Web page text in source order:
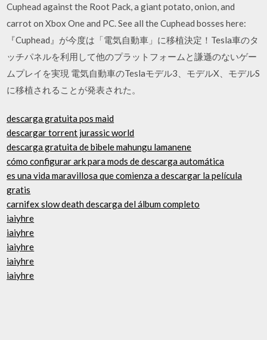
Cuphead against the Root Pack, a giant potato, onion, and
carrot on Xbox One and PC. See all the Cuphead bosses here:
『Cuphead』が今度は「電気自動車」に移植決定！Tesla車のタ
ッチパネルを利用して他のプラットフォームと謙遜のないゲー
ムプレイを実現 電気自動車のTeslaモデル3、モデルX、モデルS
に移植されることが発表された。
descarga gratuita pos maid
descargar torrent jurassic world
descarga gratuita de bibele mahungu lamanene
cómo configurar ark para mods de descarga automática
es una vida maravillosa que comienza a descargar la película
gratis
carnifex slow death descarga del álbum completo
iaiyhre
iaiyhre
iaiyhre
iaiyhre
iaiyhre